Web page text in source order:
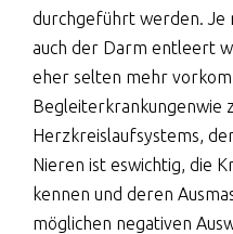
durchgeführt werden. Je
auch der Darm entleert
eher selten mehr
Begleiterkrankungenwie
Herzkreislaufsystems,
Nieren ist eswichtig, die
kennen und deren
möglichen negativen